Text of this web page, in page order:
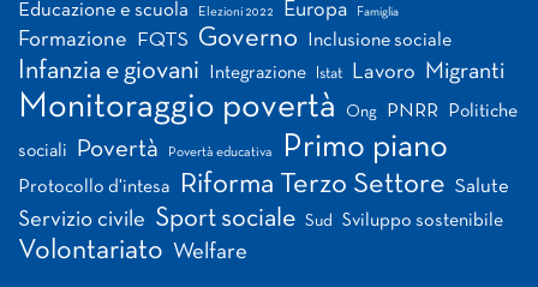
Educazione e scuola Elezioni 2022 Europa Famiglia
Formazione FQTS Governo Inclusione sociale
Infanzia e giovani Integrazione Istat Lavoro Migranti
Monitoraggio povertà Ong PNRR Politiche
sociali Povertà Povertà educativa Primo piano
Protocollo d'intesa Riforma Terzo Settore Salute
Servizio civile Sport sociale Sud Sviluppo sostenibile
Volontariato Welfare